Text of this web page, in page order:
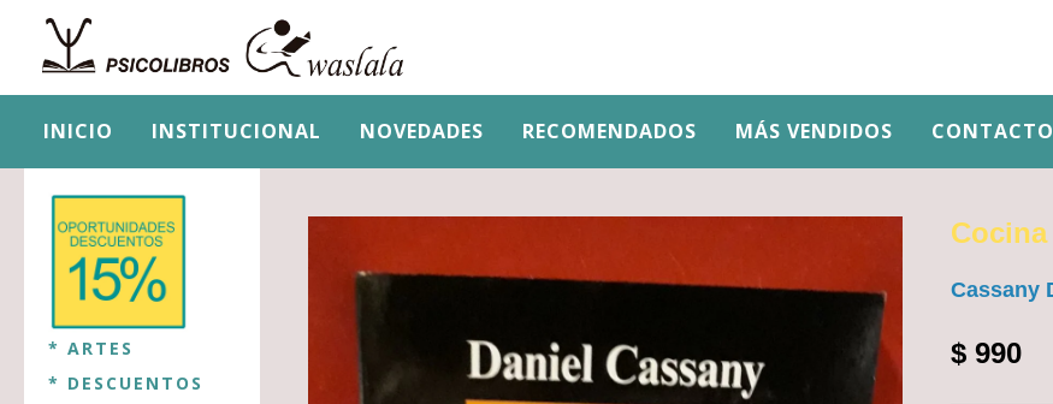
INICIO INSTITUCIONAL NOVEDADES RECOMENDADOS MÁS VENDIDOS CONTACTO
* ARTES
* DESCUENTOS
Cassany
$990